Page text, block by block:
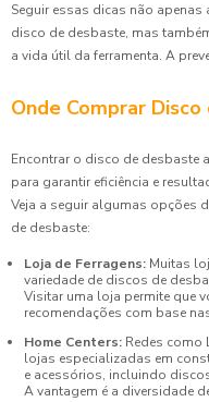
Seguir essas dicas não
disco de desbaste, mas
a vida útil da ferramenta. A
Onde Comprar
Encontrar o disco de desbaste
para garantir eficiência e
Veja a seguir algumas opções
de desbaste:
Loja de Ferragens: Muitas
variedade de discos de
Visitar uma loja permite que
recomendações com base
Home Centers: Redes como
lojas especializadas em
e acessórios, incluindo
A vantagem é a diversidade